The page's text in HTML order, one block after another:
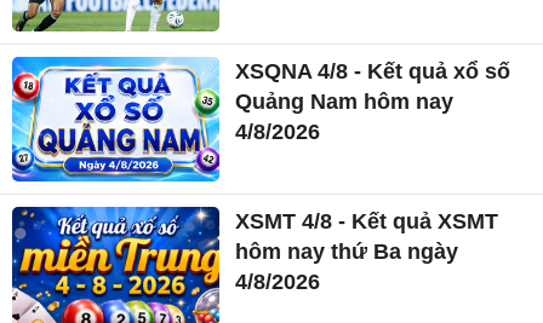
XSQNA 4/8 - Kết quả xổ số
Quảng Nam hôm nay
4/8/2026
XSMT 4/8 - Kết quả XSMT
hôm nay thứ Ba ngày
4/8/2026